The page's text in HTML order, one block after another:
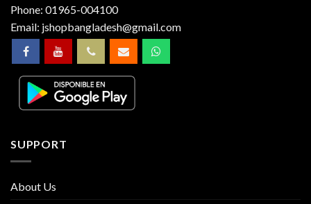
Phone: 01965-004100
Email: jshopbangladesh@gmail.com
SUPPORT
About Us